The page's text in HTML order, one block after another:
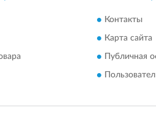
Контакты
Карта сайта
Публичная